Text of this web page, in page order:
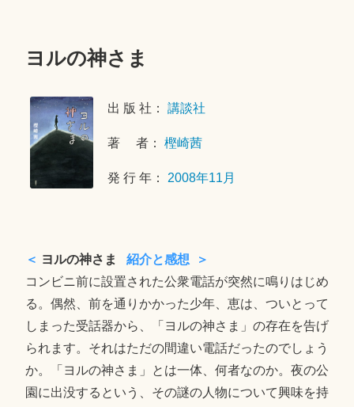
ヨルの神さま
出 版 社：講談社
著 者：樫崎茜
発 行 年： 2008年11月
＜ ヨルの神さま
紹介と感想 ＞
コンビニ前に設置された公衆電話が突然に鳴りはじめ
る。偶然、前を通りかかった少年、恵は、ついとって
しまった受話器から、「ヨルの神さま」の存在を告げ
られます。それはただの間違い電話だったのでしょう
か。「ヨルの神さま」とは一体、何者なのか。夜の公
園に出没するという、その謎の人物について興味を持